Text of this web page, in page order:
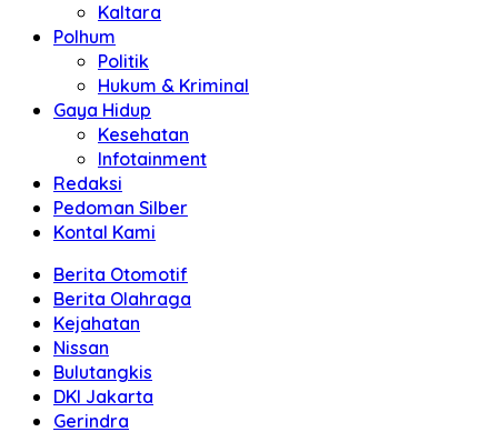
Kaltara
Polhum
Politik
Hukum & Kriminal
Gaya Hidup
Kesehatan
Infotainment
Redaksi
Pedoman Silber
Kontal Kami
Berita Otomotif
Berita Olahraga
Kejahatan
Nissan
Bulutangkis
DKI Jakarta
Gerindra